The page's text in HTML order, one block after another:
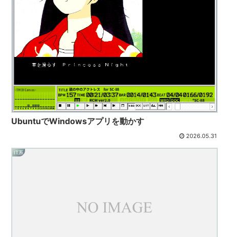
UbuntuでWindowsアプリを動かす
2026.05.31
IT系